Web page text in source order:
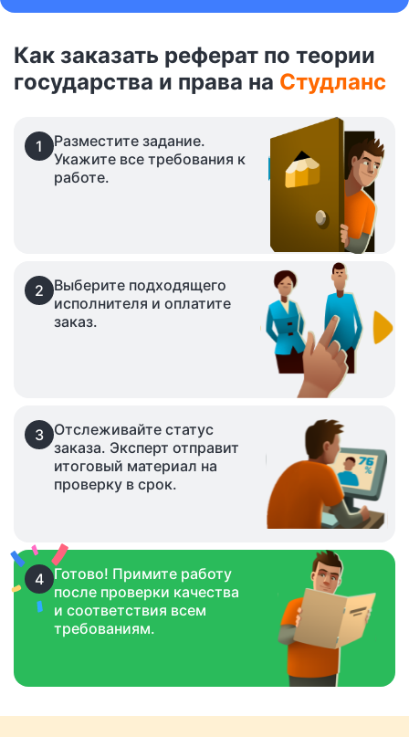
Как заказать реферат по теории
государства и права на Студланс
1
Разместите задание.
Укажите все требования к
работе.
2
Выберите подходящего
исполнителя и оплатите
заказ.
3 Отслеживайте статус
заказа. Эксперт отправит
итоговый материал на
проверку в срок.
4 Готово! Примите работу
после проверки качества
и соответствия всем
требованиям.